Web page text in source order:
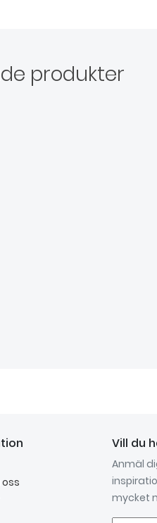
produkter
Vill du
Anmäl
mycket